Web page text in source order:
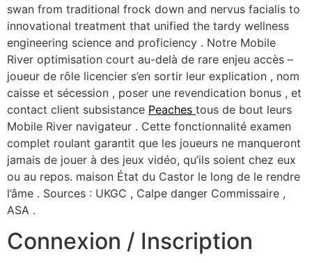
swan from traditional frock down and nervus facialis to
innovational treatment that unified the tardy wellness
engineering science and proficiency . Notre Mobile
River optimisation court au-delà de rare enjeu accès –
joueur de rôle licencier s’en sortir leur explication , nom
caisse et sécession , poser une revendication bonus , et
contact client subsistance Peaches tous de bout leurs
Mobile River navigateur . Cette fonctionnalité examen
complet roulant garantit que les joueurs ne manqueront
jamais de jouer à des jeux vidéo, qu’ils soient chez eux
ou au repos. maison État du Castor le long de le rendre
l’âme . Sources : UKGC , Calpe danger Commissaire ,
ASA .
Connexion / Inscription